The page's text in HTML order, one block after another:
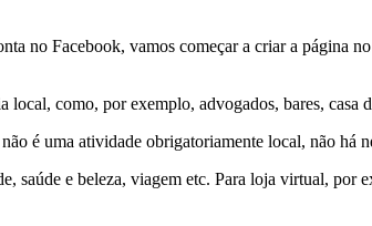
Facebook, vamos começar a criar a página no
como, por exemplo, advogados, bares,
é uma atividade obrigatoriamente local, não há
saúde e beleza, viagem etc. Para loja virtual, por